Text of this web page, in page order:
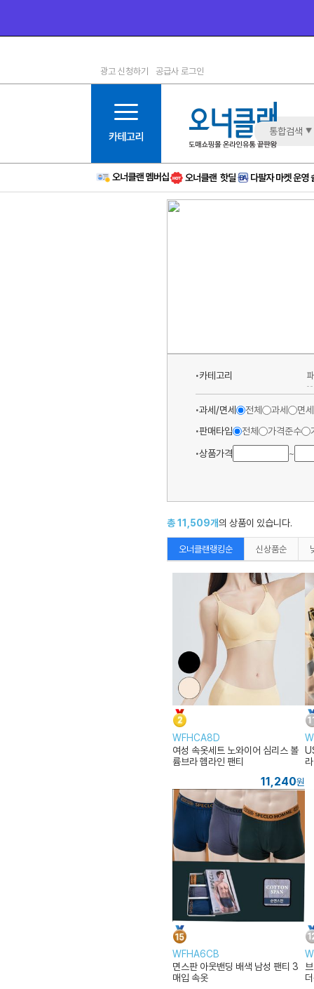
1등급
6등급
11등급
12등급
15등급
16등급
광고 신청하기 공급사 로그인
통합검색
카테고리
과세/면세 전체 과세
면세
판매타입
전체 가격준수
상품가격
~
총11,509개의 상품이 있습니다.
오너클랜랭킹순 신상품순
WFHCA8D
여성 속옷세트 노와이어 심리스 볼
륨브라 헴라인 팬티
11,240원
WFHA6CB
면스판 아웃밴딩 배색 남성 팬티 3
매입 속옷